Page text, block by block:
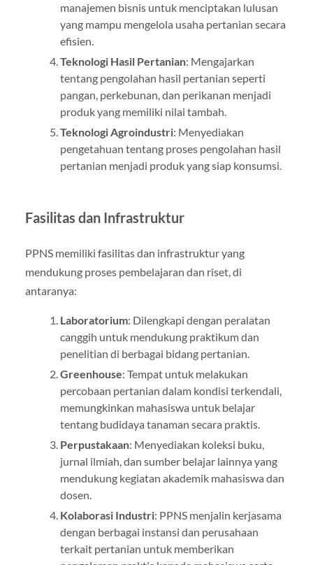
manajemen bisnis untuk menciptakan lulusan
yang mampu mengelola usaha pertanian secara
efisien.
Teknologi Hasil Pertanian: Mengajarkan
tentang pengolahan hasil pertanian seperti
pangan, perkebunan, dan perikanan menjadi
produk yang memiliki nilai tambah.
Teknologi Agroindustri: Menyediakan
pengetahuan tentang proses pengolahan hasil
pertanian menjadi produk yang siap konsumsi.
Fasilitas dan Infrastruktur
PPNS memiliki fasilitas dan infrastruktur yang
mendukung proses pembelajaran dan riset, di
antaranya:
Laboratorium: Dilengkapi dengan peralatan
canggih untuk mendukung praktikum dan
penelitian di berbagai bidang pertanian.
Greenhouse: Tempat untuk melakukan
percobaan pertanian dalam kondisi terkendali,
memungkinkan mahasiswa untuk belajar
tentang budidaya tanaman secara praktis.
Perpustakaan: Menyediakan koleksi buku,
jurnal ilmiah, dan sumber belajar lainnya yang
mendukung kegiatan akademik mahasiswa dan
dosen.
Kolaborasi Industri: PPNS menjalin kerjasama
dengan berbagai instansi dan perusahaan
terkait pertanian untuk memberikan